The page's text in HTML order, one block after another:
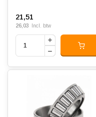
21,51
26,03 Incl. btw